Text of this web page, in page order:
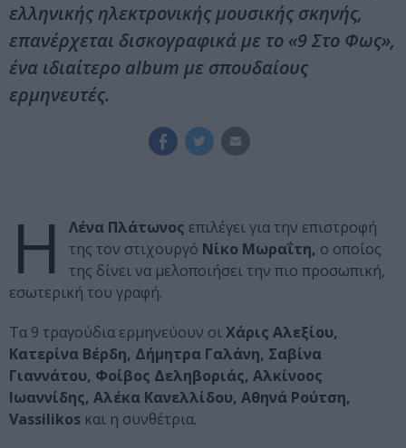
ελληνικής ηλεκτρονικής μουσικής σκηνής,
επανέρχεται δισκογραφικά με το «9 Στο Φως»,
ένα ιδιαίτερο album με σπουδαίους
ερμηνευτές.
Η Λένα Πλάτωνος επιλέγει για την επιστροφή
της τον στιχουργό Νίκο Μωραΐτη, ο οποίος
της δίνει να μελοποιήσει την πιο προσωπική,
εσωτερική του γραφή.
Τα 9 τραγούδια ερμηνεύουν οιΧάρις Αλεξίου,
Κατερίνα Βέρδη, Δήμητρα Γαλάνη, Σαβίνα
Γιαννάτου, Φοίβος Δεληβοριάς, Αλκίνοος
Ιωαννίδης, Αλέκα Κανελλίδου, Αθηνά Ρούτση,
Vassilikos και η συνθέτρια.